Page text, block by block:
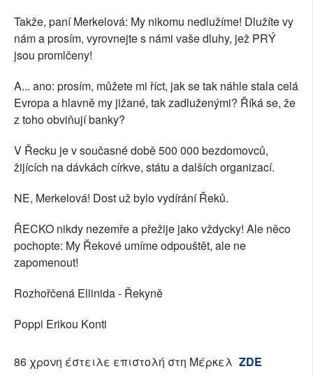
Takže, paní Merkelová: My nikomu nedlužíme! Dlužíte vy
nám a prosím, vyrovnejte s námi vaše dluhy, jež PRÝ
jsou promlčeny!
A... ano: prosím, můžete mi říct, jak se tak náhle stala celá
Evropa a hlavně my jižané, tak zadluženými? Říká se, že
z toho obviňují banky?
V Řecku je v současné době 500 000 bezdomovců,
žijících na dávkách církve, státu a dalších organizací.
NE, Merkelová! Dost už bylo vydírání Řeků.
ŘECKO nikdy nezemře a přežije jako vždycky! Ale něco
pochopte: My Řekové umíme odpouštět, ale ne
zapomenout!
Rozhořčená Ellinida - Řekyně
Poppi Erikou Konti
86 χρονη έστειλε επιστολή στη Μέρκελ ZDE